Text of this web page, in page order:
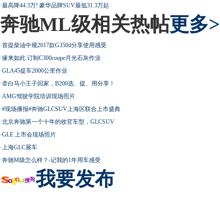
·最高降44.3万! 豪华品牌SUV最低31.3万起
奔驰ML级相关热帖更多
·首提柴油中规2017款G350d分享使用感受
·缘来如此 订制C300coupe月光石灰作业
·GLA45提车2000公里作业
·牵白马小王子回家，B200选、提、用分享！
·AMG驾驶学院培训现场照片
·#现场播报#奔驰GLCSUV上海区联合上市盛典
·北京奔驰第一个十年的收官车型，GLCSUV
·GLE 上市会现场照片
· 上海GLC展车
·奔驰M级怎么样？-记我的1年用车感受
我要发布